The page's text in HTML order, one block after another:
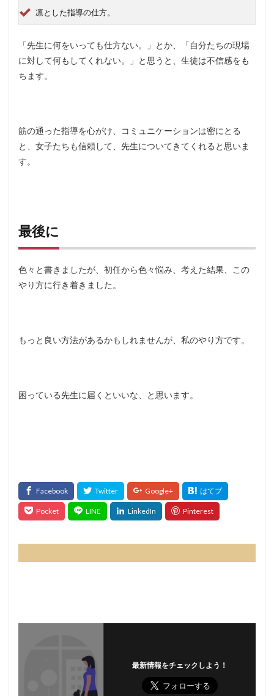
凛とした指導の仕方。
「先生に何をいっても仕方ない。」とか、「自分たちの現場
に対して何もしてくれない。」と思うと、生徒は不信感をも
ちます。
筋の通った指導を心がけ、コミュニケーションは密にとる
と、女子たちも信頼して、先生についてきてくれると思いま
す。
最後に
色々と書きましたが、初任から色々悩み、考えた結果、この
やり方に行き着きました。
もっと良い方法があるかもしれませんが、私のやり方です。
困っている先生に届くといいな、と思います。
最新情報をチェックしよう！